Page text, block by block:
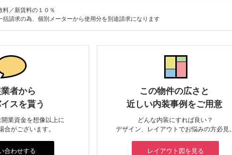
料／新賃料の１０％
括請求の為、個別メーターから使用分を別途請求になります
者から
スを貰う
業資金を想像以上に
合がございます。
合わせする
この物件の広さと
近しい内装事例をご用意
どんな内装にすれば良い？
デザイン、レイアウトでお悩みの方必見。
レイアウト図を見る